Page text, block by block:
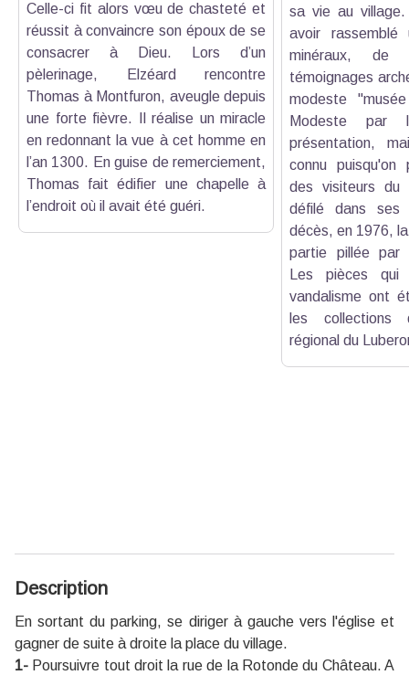
Celle-ci fit alors vœu de chasteté et
réussit à convaincre son époux de se
consacrer à Dieu. Lors d’un
pèlerinage, Elzéard rencontre
Thomas à Montfuron, aveugle depuis
une forte fièvre. Il réalise un miracle
en redonnant la vue à cet homme en
l’an 1300. En guise de remerciement,
Thomas fait édifier une chapelle à
l’endroit où il avait été guéri.
sa vie au
avoir rassemblé
minéraux,
témoignages
modeste
Modeste
présentation,
connu
des visiteurs du
défilé dans ses
décès, en 1976,
partie pillée par
Les pièces
vandalisme ont
les collections
régional du
Description
En sortant du parking, se diriger à gauche vers l'église et
gagner de suite à droite la place du village.
1- Poursuivre tout droit la rue de la Rotonde du Château. A